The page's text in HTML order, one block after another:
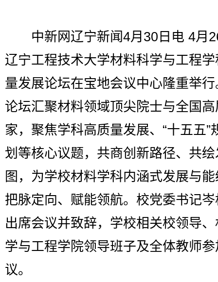
中新网辽宁新闻4月30日电 4月
辽宁工程技术大学材料科学与工程
量发展论坛在宝地会议中心隆重举
论坛汇聚材料领域顶尖院士与全国
家，聚焦学科高质量发展、“十五五”
划等核心议题，共商创新路径、共
图，为学校材料学科内涵式发展与
把脉定向、赋能领航。校党委书记
出席会议并致辞，学校相关校领导
学与工程学院领导班子及全体教师
议。